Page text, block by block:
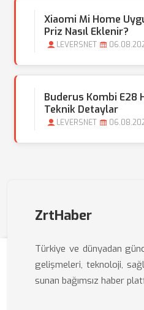
Xiaomi Mi Home
Priz Nasıl Eklenir?
LEVERSNET
Buderus Kombi E28
Teknik Detaylar
LEVERSNET
ZrtHaber
Türkiye ve dünyadan
gelişmeleri, teknoloji,
sunan bağımsız haber